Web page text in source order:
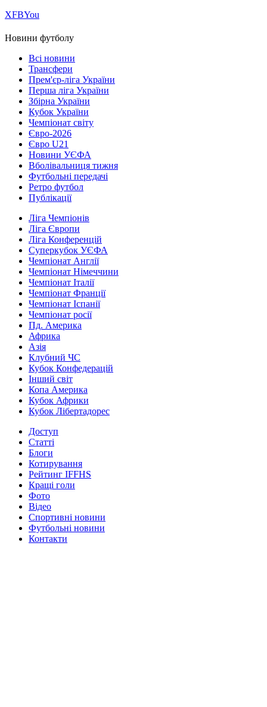
ХFBYou
Новини футболу
Всі новини
Трансфери
Прем'єр-ліга України
Перша ліга України
Збірна України
Кубок України
Чемпіонат світу
Євро-2026
Євро U21
Новини УЄФА
Вболівальниця тижня
Футбольні передачі
Ретро футбол
Публікації
Ліга Чемпіонів
Ліга Європи
Ліга Конференцій
Суперкубок УЄФА
Чемпіонат Англії
Чемпіонат Німеччини
Чемпіонат Італії
Чемпіонат Франції
Чемпіонат Іспанії
Чемпіонат росії
Пд. Америка
Африка
Азія
Клубний ЧС
Кубок Конфедерацій
Інший світ
Копа Америка
Кубок Африки
Кубок Лібертадорес
Доступ
Статті
Блоги
Котирування
Рейтинг IFFHS
Кращі голи
Фото
Відео
Спортивні новини
Футбольні новини
Контакти